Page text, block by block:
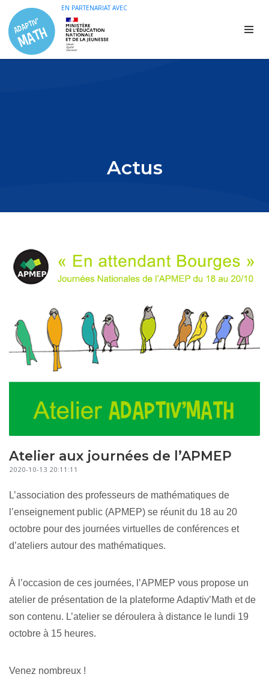
EN PARTENARIAT AVEC
Actus
Atelier aux journées de l’APMEP
2020-10-13 20:11:11
L’association des professeurs de mathématiques de
l’enseignement public (APMEP) se réunit du 18 au 20
octobre pour des journées virtuelles de conférences et
d’ateliers autour des mathématiques.
À l’occasion de ces journées, l’APMEP vous propose un
atelier de présentation de la plateforme Adaptiv’Math et de
son contenu. L’atelier se déroulera à distance le lundi 19
octobre à 15 heures.
Venez nombreux !